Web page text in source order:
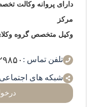
دارای پروانه وکالت
مرکز
وکیل متخصص گروه وکلای
تلفن تماس :
شبکه های